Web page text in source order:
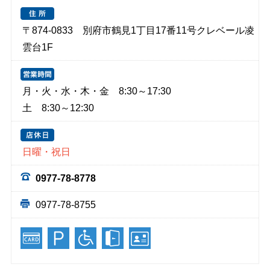
〒874-0833 別府市鶴見1丁目17番11号クレベール凌
雲台1F
月・火・水・木・金 8:30～17:30
土 8:30～12:30
日曜・祝日
0977-78-8778
0977-78-8755